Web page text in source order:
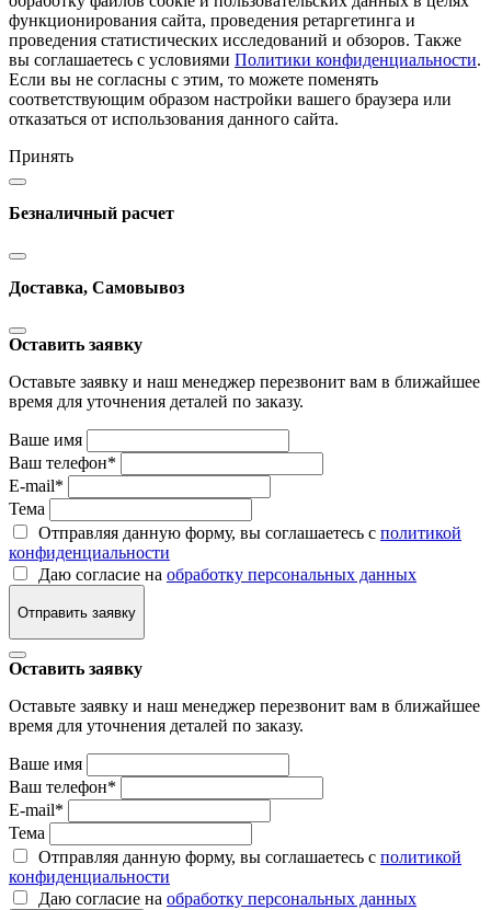
функционирования сайта, проведения ретаргетинга и
проведения статистических исследований и обзоров. Также
вы соглашаетесь с условиями Политики конфиденциальности.
Если вы не согласны с этим, то можете поменять
соответствующим образом настройки вашего браузера или
отказаться от использования данного сайта.
Принять
Безналичный расчет
Доставка, Самовывоз
Оставить заявку
Оставьте заявку и наш менеджер перезвонит вам в ближайшее
время для уточнения деталей по заказу.
Ваше имя
Ваш телефон*
E-mail*
Тема
Отправляя данную форму, вы соглашаетесь с политикой
конфиденциальности
Даю согласие на обработку персональных данных
Отправить заявку
Оставить заявку
Оставьте заявку и наш менеджер перезвонит вам в ближайшее
время для уточнения деталей по заказу.
Ваше имя
Ваш телефон*
E-mail*
Тема
Отправляя данную форму, вы соглашаетесь с политикой
конфиденциальности
Даю согласие на обработку персональных данных